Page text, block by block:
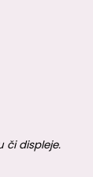
či displeje.